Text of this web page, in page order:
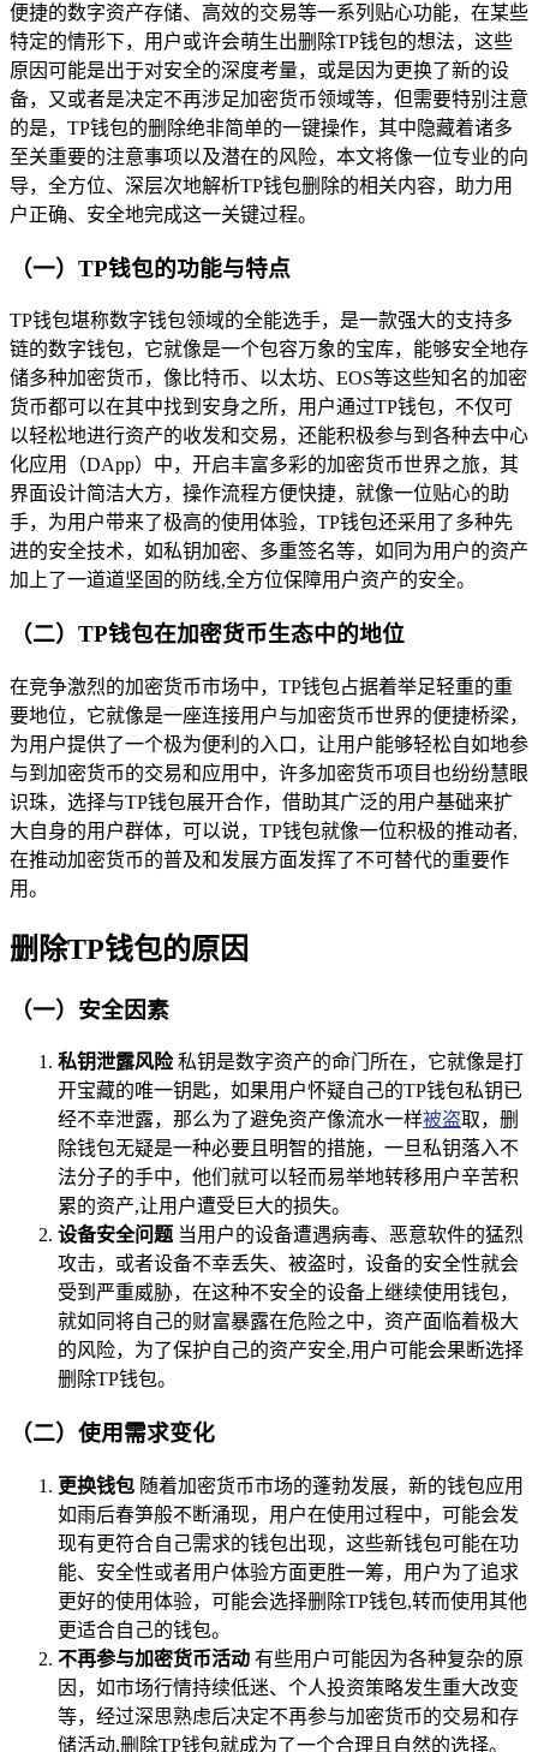
便捷的数字资产存储、高效的交易等一系列贴心功能，在某些
特定的情形下，用户或许会萌生出删除TP钱包的想法，这些
原因可能是出于对安全的深度考量，或是因为更换了新的设
备，又或者是决定不再涉足加密货币领域等，但需要特别注意
的是，TP钱包的删除绝非简单的一键操作，其中隐藏着诸多
至关重要的注意事项以及潜在的风险，本文将像一位专业的向
导，全方位、深层次地解析TP钱包删除的相关内容，助力用
户正确、安全地完成这一关键过程。
（一）TP钱包的功能与特点
TP钱包堪称数字钱包领域的全能选手，是一款强大的支持多
链的数字钱包，它就像是一个包容万象的宝库，能够安全地存
储多种加密货币，像比特币、以太坊、EOS等这些知名的加密
货币都可以在其中找到安身之所，用户通过TP钱包，不仅可
以轻松地进行资产的收发和交易，还能积极参与到各种去中心
化应用（DApp）中，开启丰富多彩的加密货币世界之旅，其
界面设计简洁大方，操作流程方便快捷，就像一位贴心的助
手，为用户带来了极高的使用体验，TP钱包还采用了多种先
进的安全技术，如私钥加密、多重签名等，如同为用户的资产
加上了一道道坚固的防线,全方位保障用户资产的安全。
（二）TP钱包在加密货币生态中的地位
在竞争激烈的加密货币市场中，TP钱包占据着举足轻重的重
要地位，它就像是一座连接用户与加密货币世界的便捷桥梁，
为用户提供了一个极为便利的入口，让用户能够轻松自如地参
与到加密货币的交易和应用中，许多加密货币项目也纷纷慧眼
识珠，选择与TP钱包展开合作，借助其广泛的用户基础来扩
大自身的用户群体，可以说，TP钱包就像一位积极的推动者,
在推动加密货币的普及和发展方面发挥了不可替代的重要作
用。
删除TP钱包的原因
（一）安全因素
私钥泄露风险私钥是数字资产的命门所在，它就像是打
开宝藏的唯一钥匙，如果用户怀疑自己的TP钱包私钥已
经不幸泄露，那么为了避免资产像流水一样被盗取，删
除钱包无疑是一种必要且明智的措施，一旦私钥落入不
法分子的手中，他们就可以轻而易举地转移用户辛苦积
累的资产,让用户遭受巨大的损失。
设备安全问题 当用户的设备遭遇病毒、恶意软件的猛烈
攻击，或者设备不幸丢失、被盗时，设备的安全性就会
受到严重威胁，在这种不安全的设备上继续使用钱包，
就如同将自己的财富暴露在危险之中，资产面临着极大
的风险，为了保护自己的资产安全,用户可能会果断选择
删除TP钱包。
（二）使用需求变化
更换钱包 随着加密货币市场的蓬勃发展，新的钱包应用
如雨后春笋般不断涌现，用户在使用过程中，可能会发
现有更符合自己需求的钱包出现，这些新钱包可能在功
能、安全性或者用户体验方面更胜一筹，用户为了追求
更好的使用体验，可能会选择删除TP钱包,转而使用其他
更适合自己的钱包。
不再参与加密货币活动 有些用户可能因为各种复杂的原
因，如市场行情持续低迷、个人投资策略发生重大改变
等，经过深思熟虑后决定不再参与加密货币的交易和存
储活动,删除TP钱包就成为了一个合理且自然的选择。